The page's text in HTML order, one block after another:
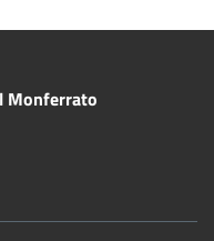
Monferrato